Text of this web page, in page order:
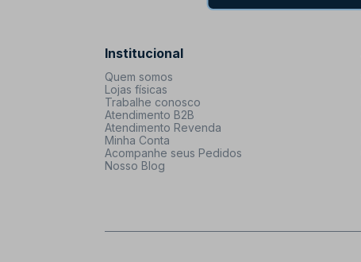
Institucional
Quem somos
Lojas físicas
Trabalhe conosco
Atendimento B2B
Atendimento Revenda
Minha Conta
Acompanhe seus Pedidos
Nosso Blog